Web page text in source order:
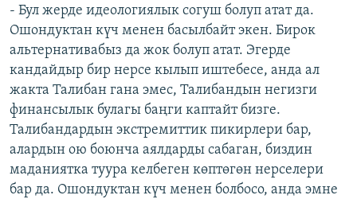
- Бул жерде идеологиялык согуш болуп атат да.
Ошондуктан күч менен басылбайт экен. Бирок
альтернативабыз да жок болуп атат. Эгерде
кандайдыр бир нерсе кылып иштебесе, анда ал
жакта Талибан гана эмес, Талибандын негизги
финансылык булагы баңги каптайт бизге.
Талибандардын экстремиттик пикирлери бар,
алардын ою боюнча аялдарды сабаган, биздин
маданиятка туура келбеген көптөгөн нерселери
бар да. Ошондуктан күч менен болбосо, анда эмне